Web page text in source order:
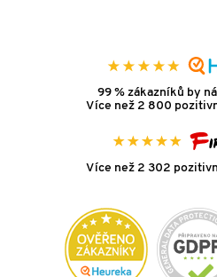
99 % zákazníků by
Více než 2 800
Více než 2 302